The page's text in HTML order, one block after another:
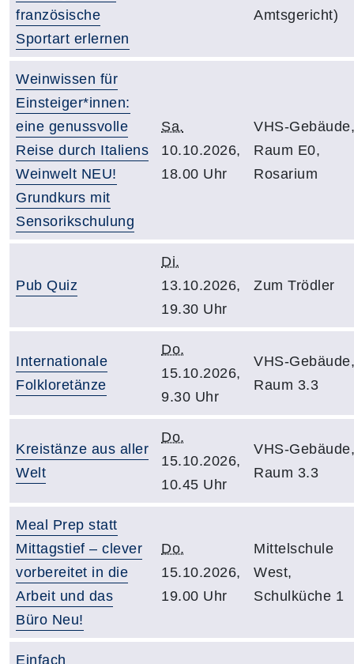
französische
Sportart erlernen
Amtsgericht)
Weinwissen für
Einsteiger*innen:
eine genussvolle
Reise durch Italiens
Weinwelt NEU!
Grundkurs mit
Sensorikschulung
Sa.
10.10.2026,
18.00 Uhr
VHS-Gebäude,
Raum E0,
Rosarium
Pub Quiz
Di.
13.10.2026,
19.30 Uhr
Zum Trödler
Internationale
Folkloretänze
Do.
15.10.2026,
9.30 Uhr
VHS-Gebäude,
Raum 3.3
Kreistänze aus aller
Welt
Do.
15.10.2026,
10.45 Uhr
VHS-Gebäude,
Raum 3.3
Meal Prep statt
Mittagstief – clever
vorbereitet in die
Arbeit und das
Büro Neu!
Do.
15.10.2026,
19.00 Uhr
Mittelschule
West,
Schulküche 1
Einfach